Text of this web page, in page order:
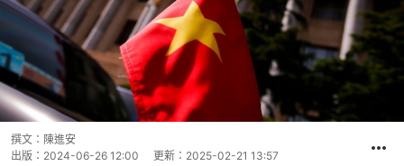
撰文： 陳進安
出版： 2024-06-26 12:00 更新： 2025-02-21 13:57